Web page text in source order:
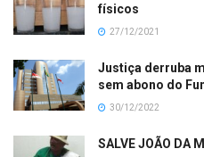
físicos
27/12/2021
Justiça derruba
sem abono do
30/12/2022
SALVE JOÃO DA